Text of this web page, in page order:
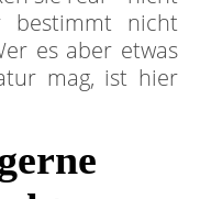
bestimmt nicht
es aber etwas
mag, ist hier